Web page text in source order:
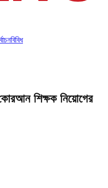
বিবিধ
শিক্ষক নিয়োগের